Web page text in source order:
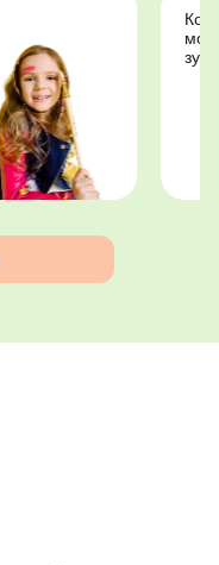
Коронки на
молочные